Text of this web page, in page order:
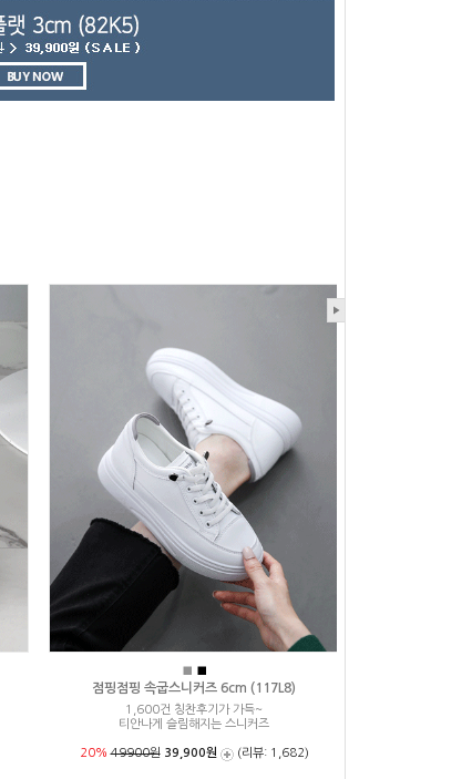
■ ■
점핑점핑 속굽스니커즈 6cm (117L8)
1,600건 칭찬후기가 가득~
티안나게 슬림해지는 스니커즈
20%49900원 39,900원 (리뷰: 1,682)